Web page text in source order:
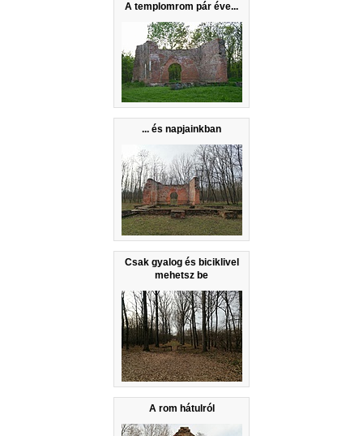
A templomrom pár éve...
... és napjainkban
Csak gyalog és biciklivel
mehetsz be
A rom hátulról